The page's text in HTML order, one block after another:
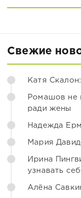
Свежие
Катя
Ромашов не
ради жены
Надежда
Мария
Ирина
узнавать
Алёна